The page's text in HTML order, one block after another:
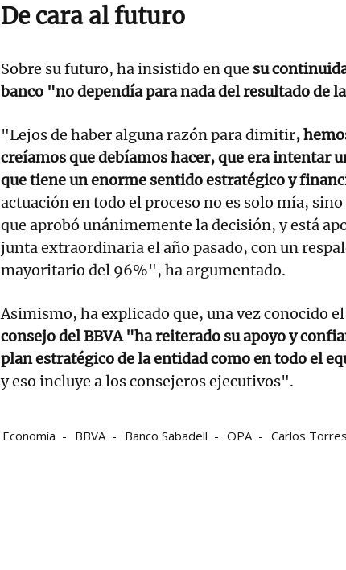
De cara al futuro
Sobre su futuro, ha insistido en que su
banco "no dependía para nada del resultado de
"Lejos de haber alguna razón para dimitir,
creíamos que debíamos hacer, que era intentar
que tiene un enorme sentido estratégico y
actuación en todo el proceso no es solo mía,
que aprobó unánimemente la decisión, y está
junta extraordinaria el año pasado, con un
mayoritario del 96%", ha argumentado.
Asimismo, ha explicado que, una vez conocido
consejo del BBVA "ha reiterado su apoyo y
plan estratégico de la entidad como en todo el
y eso incluye a los consejeros ejecutivos".
Economía BBVA Banco Sabadell OPA Carlos Torres